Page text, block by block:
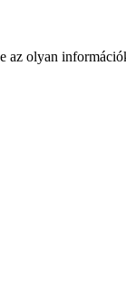
az olyan